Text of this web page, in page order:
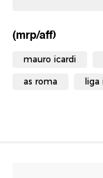
(mrp/aff)
mauro icardi
as roma liga